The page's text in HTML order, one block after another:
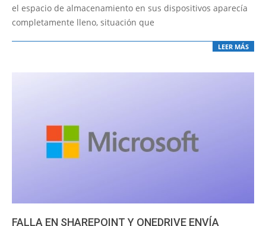
el espacio de almacenamiento en sus dispositivos aparecía
completamente lleno, situación que
LEER MÁS
FALLA EN SHAREPOINT Y ONEDRIVE ENVÍA